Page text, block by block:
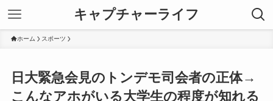
キャプチャーライフ
ホーム スポーツ
日大緊急会見のトンデモ司会者の正体→
こんなアホがいる大学生の程度が知れる